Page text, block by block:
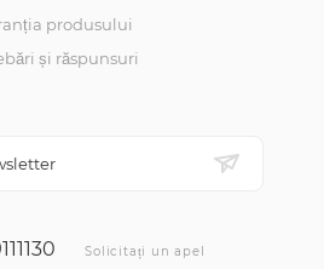
produsului
și răspunsuri
Solicitați un apel